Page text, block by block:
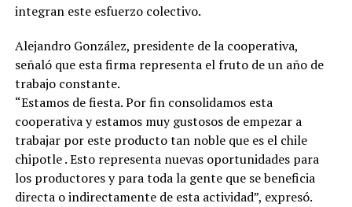
integran este esfuerzo colectivo.
Alejandro González, presidente de la cooperativa,
señaló que esta firma representa el fruto de un año de
trabajo constante.
“Estamos de fiesta. Por fin consolidamos esta
cooperativa y estamos muy gustosos de empezar a
trabajar por este producto tan noble que es el chile
chipotle . Esto representa nuevas oportunidades para
los productores y para toda la gente que se beneficia
directa o indirectamente de esta actividad”, expresó.